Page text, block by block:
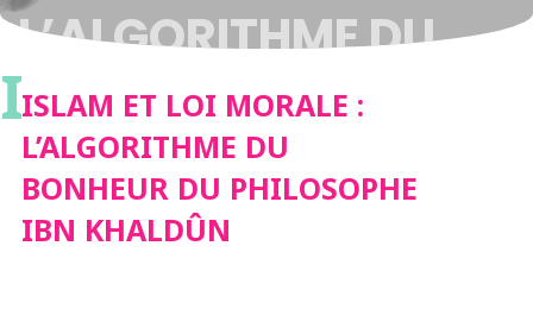
L’ALGORITHME DU
BONHEUR DU
PHILOSOPHE IBN
KHALDÛN
IISLAM ET LOI MORALE :
L’ALGORITHME DU
BONHEUR DU PHILOSOPHE
IBN KHALDÛN